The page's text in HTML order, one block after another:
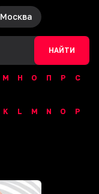
Москва
НАЙТИ
М Н О П Р
С
K L M N O
P